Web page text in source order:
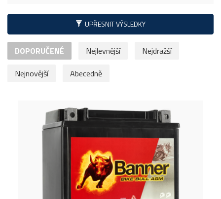
UPŘESNIT VÝSLEDKY
DOPORUČENÉ Nejlevnější
Nejdražší
Nejnovější
Abecedně